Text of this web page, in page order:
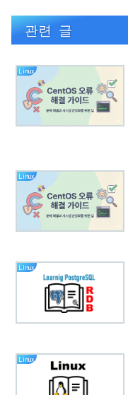
관련 글
Linux
Linux
Linux
Linux